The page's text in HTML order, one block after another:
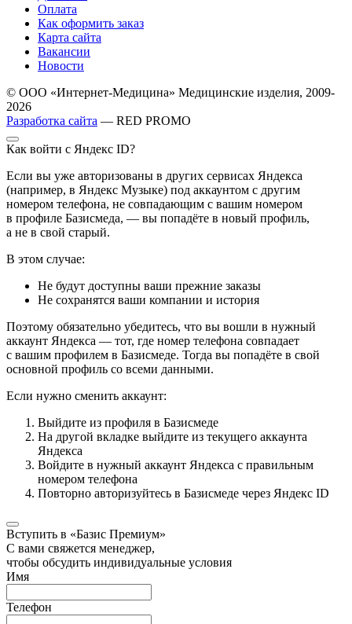
Оплата
Как оформить заказ
Карта сайта
Вакансии
Новости
© ООО «Интернет-Медицина» Медицинские изделия, 2009-
2026
Разработка сайта — RED PROMO
Как войти с Яндекс ID?
Если вы уже авторизованы в других сервисах Яндекса
(например, в Яндекс Музыке) под аккаунтом с другим
номером телефона, не совпадающим с вашим номером
в профиле Базисмеда, — вы попадёте в новый профиль,
а не в свой старый.
В этом случае:
Не будут доступны ваши прежние заказы
Не сохранятся ваши компании и история
Поэтому обязательно убедитесь, что вы вошли в нужный
аккаунт Яндекса — тот, где номер телефона совпадает
с вашим профилем в Базисмеде. Тогда вы попадёте в свой
основной профиль со всеми данными.
Если нужно сменить аккаунт:
Выйдите из профиля в Базисмеде
На другой вкладке выйдите из текущего аккаунта
Яндекса
Войдите в нужный аккаунт Яндекса с правильным
номером телефона
Повторно авторизуйтесь в Базисмеде через Яндекс ID
Вступить в «Базис Премиум»
С вами свяжется менеджер,
чтобы обсудить индивидуальные условия
Имя
Телефон